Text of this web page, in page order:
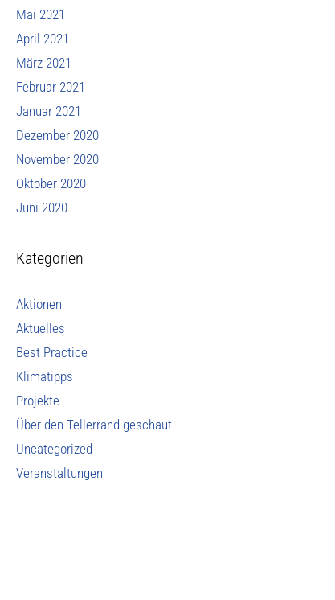
Mai 2021
April 2021
März 2021
Februar 2021
Januar 2021
Dezember 2020
November 2020
Oktober 2020
Juni 2020
Kategorien
Aktionen
Aktuelles
Best Practice
Klimatipps
Projekte
Über den Tellerrand geschaut
Uncategorized
Veranstaltungen